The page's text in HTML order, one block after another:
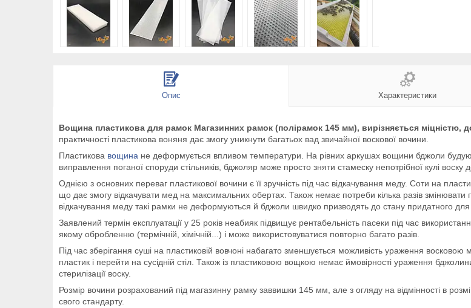
Опис Характеристики
Вощина пластикова для рамок Магазинних рамок (полірамок 145 мм), вирізняється міцністю,
практичності пластикова воняня дає змогу уникнути багатьох вад звичайної воскової вочини.
Пластикова вощина не деформується впливом температури. На рівних аркушах вощини бджоли
виправлення поганої споруди стільників, бджоляр може просто зняти стамеску непотрібної кулі воску
Однією з основних переваг пластикової вочини є її зручність під час відкачування меду. Соти на
що дає змогу відкачувати мед на максимальних обертах. Також немає потреби кілька разів
відкачування меду такі рамки не деформуються й бджоли швидко призводять до стану придатного
Заявлений термін експлуатації у 25 років неабияк підвищує рентабельність пасеки під час
якому обробленню (термічній, хімічній...) і може використовуватися повторно багато разів.
Під час зберігання суші на пластиковій вовчоні набагато зменшується можливість ураження
пластик і перейти на сусідній стіл. Також із пластиковою вощкою немає ймовірності ураження
стерилізації воску.
Розмір вочини розрахований під магазинну рамку заввишки 145 мм, але з огляду на відмінності в
свого стандарту.